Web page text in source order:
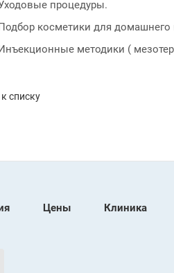
процедуры.
косметики для домашнего
методики (
списку
Цены Клиника